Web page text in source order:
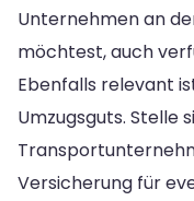
Unternehmen an
möchtest, auch
Ebenfalls relevant
Umzugsguts. Stelle
Versicherung für